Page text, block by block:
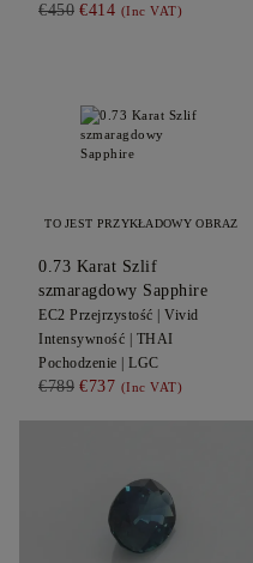
€450 €414 (Inc VAT)
TO JEST PRZYKŁADOWY OBRAZ
0.73 Karat Szlif
szmaragdowy Sapphire
EC2 Przejrzystość | Vivid
Intensywność | THAI
Pochodzenie | LGC
€789 €737 (Inc VAT)